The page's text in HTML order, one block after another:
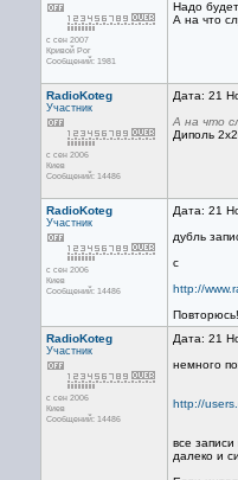
с сен 2007
Кривой Рог
Сообщений: 1981
Надо
А на что
RadioKoteg
Участник
с сен 2006
Киев
Сообщений: 14486
Дата: 21
А на что
Диполь
RadioKoteg
Участник
с сен 2006
Киев
Сообщений: 14486
Дата: 21
дубль
с
http://
RadioKoteg
Участник
с сен 2006
Киев
Сообщений: 14486
Дата: 21
немного
http://
все
далеко и